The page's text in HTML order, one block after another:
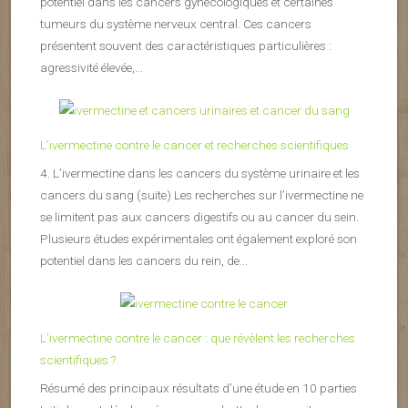
tumeurs du système nerveux central. Ces cancers
présentent souvent des caractéristiques particulières :
agressivité élevée,...
L’ivermectine contre le cancer et recherches scientifiques
4. L’ivermectine dans les cancers du système urinaire et les
cancers du sang (suite) Les recherches sur l’ivermectine ne
se limitent pas aux cancers digestifs ou au cancer du sein.
Plusieurs études expérimentales ont également exploré son
potentiel dans les cancers du rein, de...
L’ivermectine contre le cancer : que révèlent les recherches
scientifiques ?
Résumé des principaux résultats d’une étude en 10 parties